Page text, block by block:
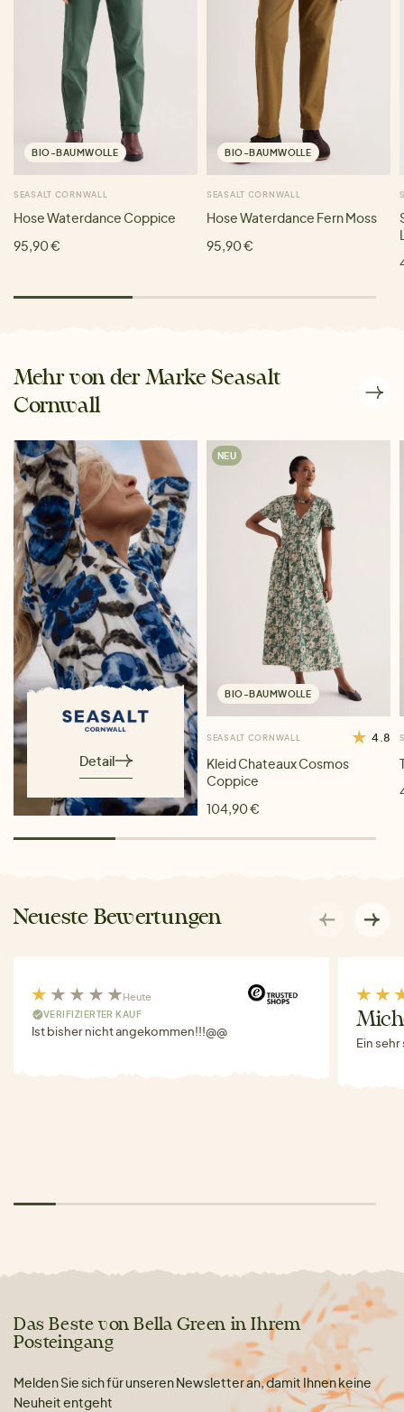
BIO-BAUMWOLLE
SEASALT CORNWALL
Hose Waterdance Coppice
95,90 €
BIO-BAUMWOLLE
SEASALT CORNWALL
Hose Waterdance Fern Moss
95,90 €
Mehr von der Marke Seasalt
Cornwall
Detail
NEU
BIO-BAUMWOLLE
SEASALT CORNWALL 4.8
Kleid Chateaux Cosmos
Coppice
104,90 €
Neueste Bewertungen
Heute
VERIFIZIERTER KAUF
Ist bisher nicht angekommen!!!@@
Ein
Das Beste von Bella Green in Ihrem
Posteingang
Melden Sie sich für unseren Newsletter an, damit Ihnen keine
Neuheit entgeht